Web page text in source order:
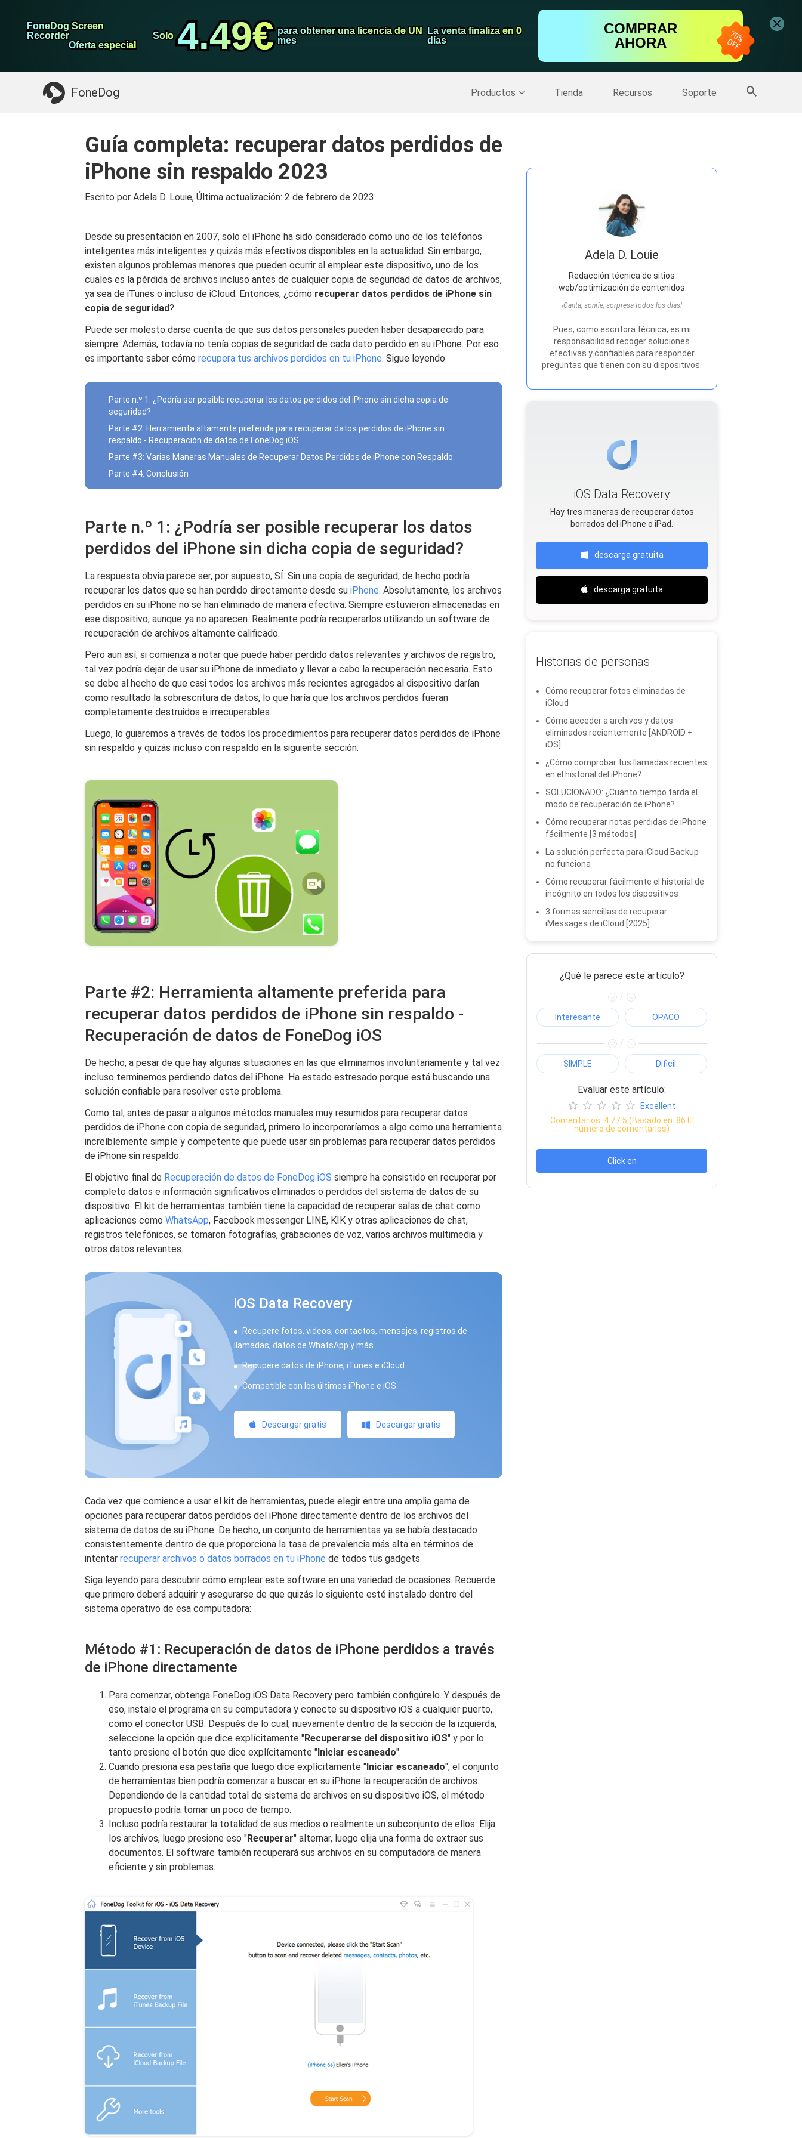
FoneDog Screen
Recorder
FoneDog Screen
Recorder
Oferta especial
Oferta especial
Solo
Solo 4.49€
4.49€ para obtener una licencia de UN
mes
para obtener una licencia de UN
mes
La venta finaliza en 0
días
La venta finaliza en 0
días
COMPRAR
AHORA
FoneDog Productos Tienda Recursos Soporte
Limpiador de iPhone
Algo que puede necesitar: Copia de seguridad del iPhone >> Más productos
Guía completa: recuperar datos perdidos de
iPhone sin respaldo 2023
Escrito por Adela D. Louie, Última actualización: 2 de febrero de 2023
Desde su presentación en 2007, solo el iPhone ha sido considerado como uno de los teléfonos
inteligentes más inteligentes y quizás más efectivos disponibles en la actualidad. Sin embargo,
existen algunos problemas menores que pueden ocurrir al emplear este dispositivo, uno de los
cuales es la pérdida de archivos incluso antes de cualquier copia de seguridad de datos de archivos,
ya sea de iTunes o incluso de iCloud. Entonces, ¿cómo recuperar datos perdidos de iPhone sin
copia de seguridad?
Puede ser molesto darse cuenta de que sus datos personales pueden haber desaparecido para
siempre. Además, todavía no tenía copias de seguridad de cada dato perdido en su iPhone. Por eso
es importante saber cómo recupera tus archivos perdidos en tu iPhone. Sigue leyendo
Parte n.º 1: ¿Podría ser posible recuperar los datos perdidos del iPhone sin dicha copia de
seguridad?
Parte #2: Herramienta altamente preferida para recuperar datos perdidos de iPhone sin
respaldo - Recuperación de datos de FoneDog iOS
Parte #3: Varias Maneras Manuales de Recuperar Datos Perdidos de iPhone con Respaldo
Parte #4: Conclusión
Parte n.º 1: ¿Podría ser posible recuperar los datos
perdidos del iPhone sin dicha copia de seguridad?
La respuesta obvia parece ser, por supuesto, SÍ. Sin una copia de seguridad, de hecho podría
recuperar los datos que se han perdido directamente desde su iPhone. Absolutamente, los archivos
perdidos en su iPhone no se han eliminado de manera efectiva. Siempre estuvieron almacenadas en
ese dispositivo, aunque ya no aparecen. Realmente podría recuperarlos utilizando un software de
recuperación de archivos altamente calificado.
Pero aun así, si comienza a notar que puede haber perdido datos relevantes y archivos de registro,
tal vez podría dejar de usar su iPhone de inmediato y llevar a cabo la recuperación necesaria. Esto
se debe al hecho de que casi todos los archivos más recientes agregados al dispositivo darían
como resultado la sobrescritura de datos, lo que haría que los archivos perdidos fueran
completamente destruidos e irrecuperables.
Luego, lo guiaremos a través de todos los procedimientos para recuperar datos perdidos de iPhone
sin respaldo y quizás incluso con respaldo en la siguiente sección.
Parte #2: Herramienta altamente preferida para
recuperar datos perdidos de iPhone sin respaldo -
Recuperación de datos de FoneDog iOS
De hecho, a pesar de que hay algunas situaciones en las que eliminamos involuntariamente y tal vez
incluso terminemos perdiendo datos del iPhone. Ha estado estresado porque está buscando una
solución confiable para resolver este problema.
Como tal, antes de pasar a algunos métodos manuales muy resumidos para recuperar datos
perdidos de iPhone con copia de seguridad, primero lo incorporaríamos a algo como una herramienta
increíblemente simple y competente que puede usar sin problemas para recuperar datos perdidos
de iPhone sin respaldo.
El objetivo final de Recuperación de datos de FoneDog iOS siempre ha consistido en recuperar por
completo datos e información significativos eliminados o perdidos del sistema de datos de su
dispositivo. El kit de herramientas también tiene la capacidad de recuperar salas de chat como
aplicaciones como WhatsApp, Facebook messenger LINE, KIK y otras aplicaciones de chat,
registros telefónicos, se tomaron fotografías, grabaciones de voz, varios archivos multimedia y
otros datos relevantes.
iOS Data Recovery
Recupere fotos, videos, contactos, mensajes, registros de
llamadas, datos de WhatsApp y más.
Recupere datos de iPhone, iTunes e iCloud.
Compatible con los últimos iPhone e iOS.
Descargar gratis Descargar gratis
Cada vez que comience a usar el kit de herramientas, puede elegir entre una amplia gama de
opciones para recuperar datos perdidos del iPhone directamente dentro de los archivos del
sistema de datos de su iPhone. De hecho, un conjunto de herramientas ya se había destacado
consistentemente dentro de que proporciona la tasa de prevalencia más alta en términos de
intentar recuperar archivos o datos borrados en tu iPhone de todos tus gadgets.
Siga leyendo para descubrir cómo emplear este software en una variedad de ocasiones. Recuerde
que primero deberá adquirir y asegurarse de que quizás lo siguiente esté instalado dentro del
sistema operativo de esa computadora:
Método #1: Recuperación de datos de iPhone perdidos a través
de iPhone directamente
Para comenzar, obtenga FoneDog iOS Data Recovery pero también configúrelo. Y después de
eso, instale el programa en su computadora y conecte su dispositivo iOS a cualquier puerto,
como el conector USB. Después de lo cual, nuevamente dentro de la sección de la izquierda,
seleccione la opción que dice explícitamente "Recuperarse del dispositivo iOS" y por lo
tanto presione el botón que dice explícitamente "Iniciar escaneado".
Cuando presiona esa pestaña que luego dice explícitamente "Iniciar escaneado", el conjunto
de herramientas bien podría comenzar a buscar en su iPhone la recuperación de archivos.
Dependiendo de la cantidad total de sistema de archivos en su dispositivo iOS, el método
propuesto podría tomar un poco de tiempo.
Incluso podría restaurar la totalidad de sus medios o realmente un subconjunto de ellos. Elija
los archivos, luego presione eso "Recuperar" alternar, luego elija una forma de extraer sus
documentos. El software también recuperará sus archivos en su computadora de manera
eficiente y sin problemas.
Adela D. Louie
Redacción técnica de sitios
web/optimización de contenidos
¡Canta, sonríe, sorpresa todos los días!
Pues, como escritora técnica, es mi
responsabilidad recoger soluciones
efectivas y confiables para responder
preguntas que tienen con su dispositivos.
iOS Data Recovery
Hay tres maneras de recuperar datos
borrados del iPhone o iPad.
descarga gratuita
descarga gratuita
Historias de personas
Cómo recuperar fotos eliminadas de
iCloud
Cómo acceder a archivos y datos
eliminados recientemente [ANDROID +
iOS]
¿Cómo comprobar tus llamadas recientes
en el historial del iPhone?
SOLUCIONADO: ¿Cuánto tiempo tarda el
modo de recuperación de iPhone?
Cómo recuperar notas perdidas de iPhone
fácilmente [3 métodos]
La solución perfecta para iCloud Backup
no funciona
Cómo recuperar fácilmente el historial de
incógnito en todos los dispositivos
3 formas sencillas de recuperar
iMessages de iCloud [2025]
¿Qué le parece este artículo?
/
Interesante OPACO
/
SIMPLE Dificil
Evaluar este artículo:
Excellent
Comentarios: 4.7/ 5 (Basado en: 86 El
número de comentarios)
Click en